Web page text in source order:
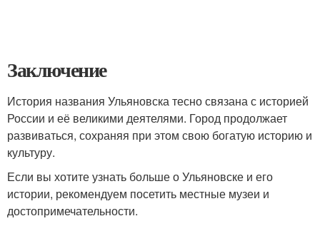
Заключение
История названия Ульяновска тесно связана с историей
России и её великими деятелями. Город продолжает
развиваться, сохраняя при этом свою богатую историю и
культуру.
Если вы хотите узнать больше о Ульяновске и его
истории, рекомендуем посетить местные музеи и
достопримечательности.